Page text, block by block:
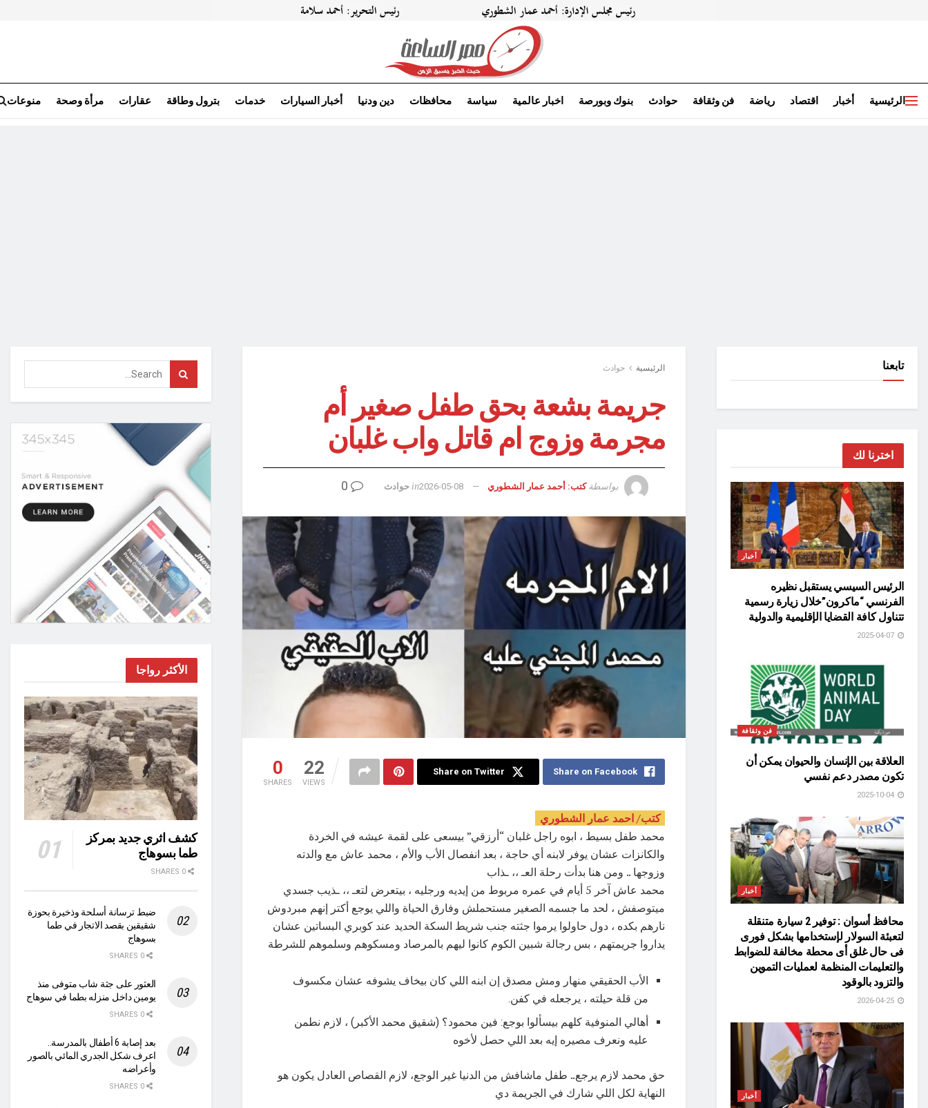
الرئيسية أخبار اقتصاد رياضة فن وثقافة حوادث بنوك وبورصة اخبار عالمية سياسة محافظات دين ودنيا أخبار السيارات خدمات بترول وطاقة عقارات مرأة وصحة منوعات
الرئيسية حوادث
جريمة بشعة بحق طفل صغير أم
مجرمة وزوج ام قاتل واب غلبان
بواسطة كتب: أحمد عمار الشطوري 2026-05-08
in حوادث
0
SHARES
22
VIEWS
Share on Facebook
Share on Twitter
كتب/ احمد عمار الشطوري
محمد طفل بسيط ، ابوه راجل غلبان “أرزقي” بيسعى على لقمة عيشه في الخردة
والكانزات عشان يوفر لابنه أي حاجة ، بعد انفصال الأب والأم ، محمد عاش مع والدته
وزوجها .. ومن هنا بدأت رحلة العـ ،، ـذاب
محمد عاش آخر 5 أيام في عمره مربوط من إيديه ورجليه ، بيتعرض لتعـ ،، ـذيب جسدي
ميتوصفش ، لحد ما جسمه الصغير مستحملش وفارق الحياة واللي يوجع أكتر إنهم مبردوش
نارهم بكده ، دول حاولوا يرموا جثته جنب شريط السكة الحديد عند كوبري البساتين عشان
يداروا جريمتهم ، بس رجالة شبين الكوم كانوا ليهم بالمرصاد ومسكوهم وسلموهم للشرطة
الأب الحقيقي منهار ومش مصدق إن ابنه اللي كان بيخاف يشوفه عشان مكسوف
من قلة حيلته ، يرجعله في كفن.
أهالي المنوفية كلهم بيسألوا بوجع: فين محمود؟ (شقيق محمد الأكبر) ، لازم نطمن
عليه ونعرف مصيره إيه بعد اللي حصل لأخوه
حق محمد لازم يرجع.. طفل ماشافش من الدنيا غير الوجع، لازم القصاص العادل يكون هو
النهاية لكل اللي شارك في الجريمة دي
تابعنا
اخترنا لك
أخبار
الرئيس السيسي يستقبل نظيره
الفرنسي “ماكرون”خلال زيارة رسمية
تتناول كافة القضايا الإقليمية والدولية
فن وثقافة
العلاقة بين الإنسان والحيوان يمكن أن
تكون مصدر دعم نفسي
أخبار
محافظ أسوان : توفير 2 سيارة متنقلة
لتعبئة السولار لإستخدامها بشكل فورى
فى حال غلق أى محطة مخالفة للضوابط
والتعليمات المنظمة لعمليات التموين
والتزود بالوقود
أخبار
الأكثر رواجا
كشف اثري جديد بمركز
طما بسوهاج
ضبط ترسانة أسلحة وذخيرة بحوزة
شقيقين بقصد الاتجار في طما
بسوهاج
العثور على جثة شاب متوفى منذ
يومين داخل منزله بطما في سوهاج
بعد إصابة 6 أطفال بالمدرسة..
اعرف شكل الجدري المائي بالصور
وأعراضه